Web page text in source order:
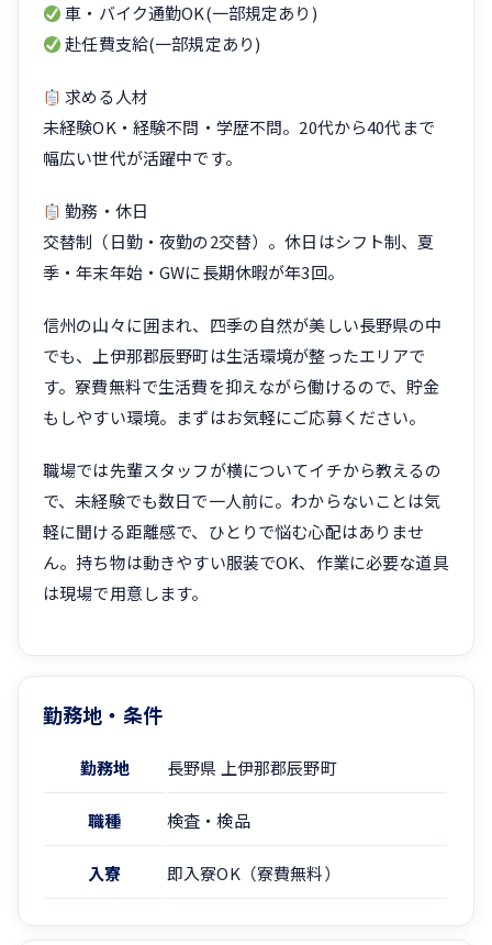
車・バイク通勤OK(一部規定あり)
赴任費支給(一部規定あり)
求める人材
未経験OK・経験不問・学歴不問。20代から40代まで
幅広い世代が活躍中です。
勤務・休日
交替制（日勤・夜勤の2交替）。休日はシフト制、夏
季・年末年始・GWに長期休暇が年3回。
信州の山々に囲まれ、四季の自然が美しい長野県の中
でも、上伊那郡辰野町は生活環境が整ったエリアで
す。寮費無料で生活費を抑えながら働けるので、貯金
もしやすい環境。まずはお気軽にご応募ください。
職場では先輩スタッフが横についてイチから教えるの
で、未経験でも数日で一人前に。わからないことは気
軽に聞ける距離感で、ひとりで悩む心配はありませ
ん。持ち物は動きやすい服装でOK、作業に必要な道具
は現場で用意します。
勤務地・条件
勤務地 長野県 上伊那郡辰野町
職種 検査・検品
入寮 即入寮OK（寮費無料）